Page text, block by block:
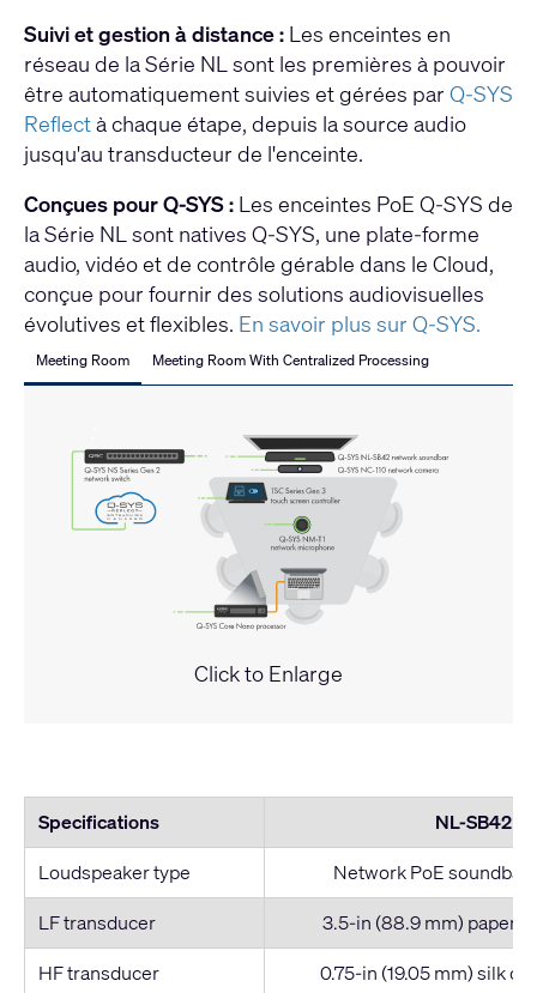
Suivi et gestion à distance : Les enceintes en
réseau de la Série NL sont les premières à pouvoir
être automatiquement suivies et gérées par Q-SYS
Reflectà chaque étape, depuis la source audio
jusqu'au transducteur de l'enceinte.
Conçues pour Q-SYS : Les enceintes PoE Q-SYS de
la Série NL sont natives Q-SYS, une plate-forme
audio, vidéo et de contrôle gérable dans le Cloud,
conçue pour fournir des solutions audiovisuelles
évolutives et flexibles. En savoir plus sur Q-SYS.
Meeting Room Meeting Room With Centralized Processing
Click to Enlarge
Specifications
NL-SB42
Loudspeaker type
Network PoE soundbar
LF transducer
3.5-in (88.9 mm) paper
HF transducer
0.75-in (19.05 mm) silk